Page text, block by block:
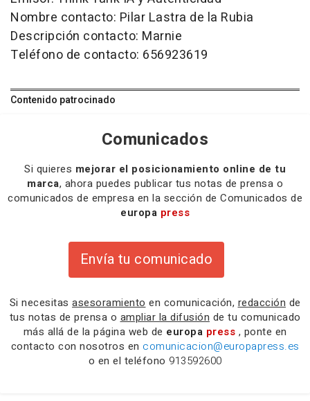
Nombre contacto: Pilar Lastra de la Rubia
Descripción contacto: Marnie
Teléfono de contacto: 656923619
Contenido patrocinado
Comunicados
Si quieres mejorar el posicionamiento online de tu
marca, ahora puedes publicar tus notas de prensa o
comunicados de empresa en la sección de Comunicados de
europa press
Envía tu comunicado
Si necesitas asesoramiento en comunicación, redacción de
tus notas de prensa o ampliar la difusión de tu comunicado
más allá de la página web de europa press , ponte en
contacto con nosotros en comunicacion@europapress.es
o en el teléfono 913592600